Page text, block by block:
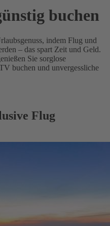
buchen
indem Flug und
– das spart Zeit und Geld.
Sie sorglose
buchen und unvergessliche
Flug